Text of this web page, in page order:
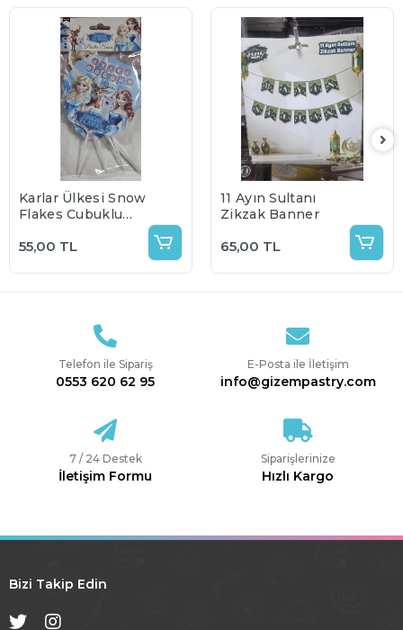
Karlar Ülkesi Snow
Flakes Çubuklu
Paket
55,00 TL
11 Ayın Sultanı
Zikzak Banner
65,00 TL
Telefon ile Sipariş
0553 620 62 95
E-Posta ile İletişim
info@gizempastry.com
7 / 24 Destek
İletişim Formu
Siparişlerinize
Hızlı Kargo
Bizi Takip Edin